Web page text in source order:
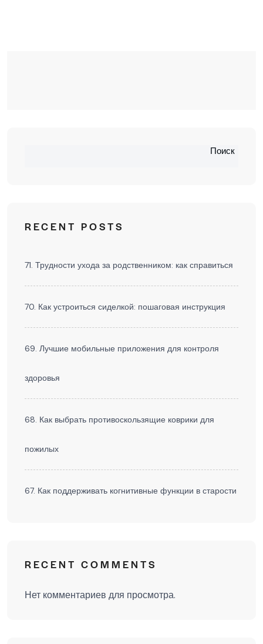
Поиск
RECENT POSTS
71. Трудности ухода за родственником: как справиться
70. Как устроиться сиделкой: пошаговая инструкция
69. Лучшие мобильные приложения для контроля
здоровья
68. Как выбрать противоскользящие коврики для
пожилых
67. Как поддерживать когнитивные функции в старости
RECENT COMMENTS
Нет комментариев для просмотра.